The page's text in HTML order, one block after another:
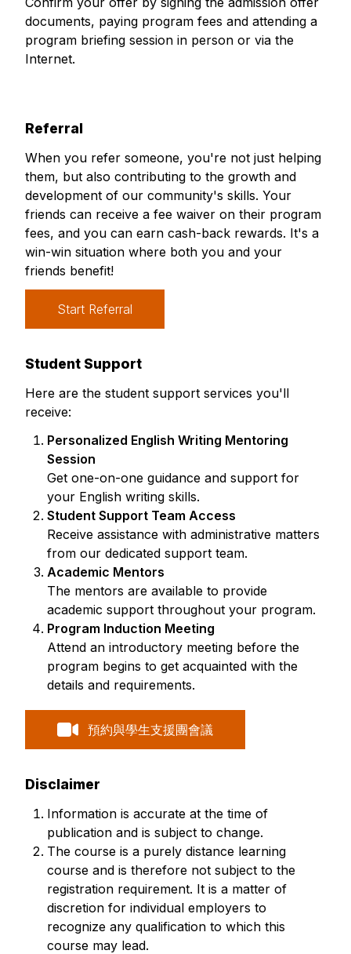
documents, paying program fees and attending a
program briefing session in person or via the
Internet.
Referral
When you refer someone, you're not just helping
them, but also contributing to the growth and
development of our community's skills. Your
friends can receive a fee waiver on their program
fees, and you can earn cash-back rewards. It's a
win-win situation where both you and your
friends benefit!
Start Referral
Student Support
Here are the student support services you'll
receive:
Personalized English Writing Mentoring
Session
Get one-on-one guidance and support for
your English writing skills.
Student Support Team Access
Receive assistance with administrative matters
from our dedicated support team.
Academic Mentors
The mentors are available to provide
academic support throughout your program.
Program Induction Meeting
Attend an introductory meeting before the
program begins to get acquainted with the
details and requirements.
預約與學生支援團會議
Disclaimer
Information is accurate at the time of
publication and is subject to change.
The course is a purely distance learning
course and is therefore not subject to the
registration requirement. It is a matter of
discretion for individual employers to
recognize any qualification to which this
course may lead.